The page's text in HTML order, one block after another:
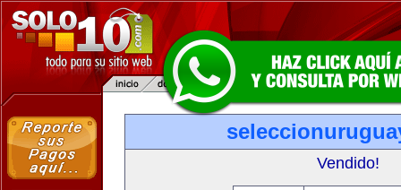
Vendido!